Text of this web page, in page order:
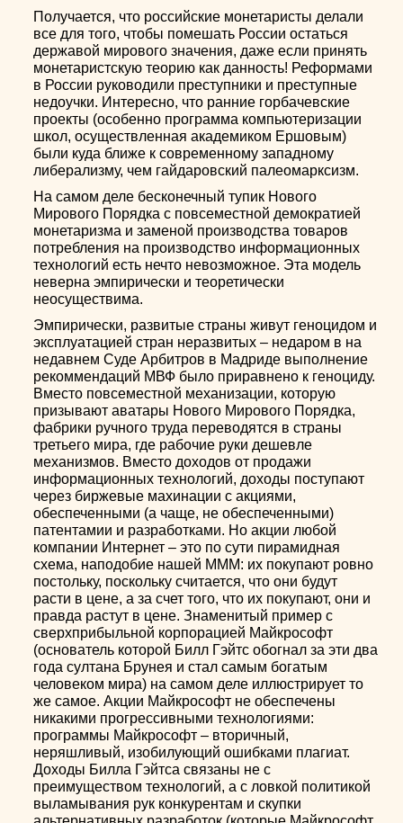
Получается, что российские монетаристы делали
все для того, чтобы помешать России остаться
державой мирового значения, даже если принять
монетаристскую теорию как данность! Реформами
в России руководили преступники и преступные
недоучки. Интересно, что ранние горбачевские
проекты (особенно программа компьютеризации
школ, осуществленная академиком Ершовым)
были куда ближе к современному западному
либерализму, чем гайдаровский палеомарксизм.
На самом деле бесконечный тупик Нового
Мирового Порядка с повсеместной демократией
монетаризма и заменой производства товаров
потребления на производство информационных
технологий есть нечто невозможное. Эта модель
неверна эмпирически и теоретически
неосуществима.
Эмпирически, развитые страны живут геноцидом и
эксплуатацией стран неразвитых – недаром в на
недавнем Суде Арбитров в Мадриде выполнение
рекоммендаций МВФ было приравнено к геноциду.
Вместо повсеместной механизации, которую
призывают аватары Нового Мирового Порядка,
фабрики ручного труда переводятся в страны
третьего мира, где рабочие руки дешевле
механизмов. Вместо доходов от продажи
информационных технологий, доходы поступают
через биржевые махинации с акциями,
обеспеченными (а чаще, не обеспеченными)
патентамии и разработками. Но акции любой
компании Интернет – это по сути пирамидная
схема, наподобие нашей МММ: их покупают ровно
постольку, поскольку считается, что они будут
расти в цене, а за счет того, что их покупают, они и
правда растут в цене. Знаменитый пример с
сверхприбыльной корпорацией Майкрософт
(основатель которой Билл Гэйтс обогнал за эти два
года султана Брунея и стал самым богатым
человеком мира) на самом деле иллюстрирует то
же самое. Акции Майкрософт не обеспечены
никакими прогрессивными технологиями:
программы Майкрософт – вторичный,
неряшливый, изобилующий ошибками плагиат.
Доходы Билла Гэйтса связаны не с
преимуществом технологий, а с ловкой политикой
выламывания рук конкурентам и скупки